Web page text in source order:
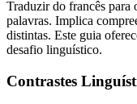
Traduzir do francês para
palavras. Implica
distintas. Este guia
desafio linguístico.
Contrastes